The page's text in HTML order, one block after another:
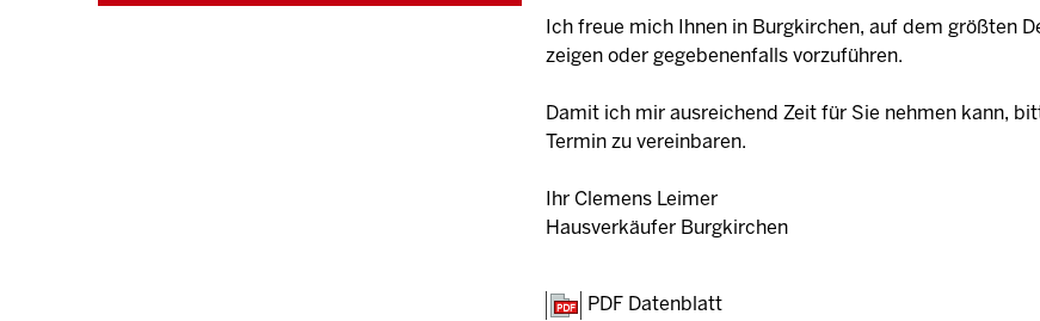
Ich freue mich Ihnen in Burgkirchen, auf dem größten
zeigen oder gegebenenfalls vorzuführen.
Damit ich mir ausreichend Zeit für Sie nehmen kann,
Termin zu vereinbaren.
Ihr Clemens Leimer
Hausverkäufer Burgkirchen
PDF Datenblatt